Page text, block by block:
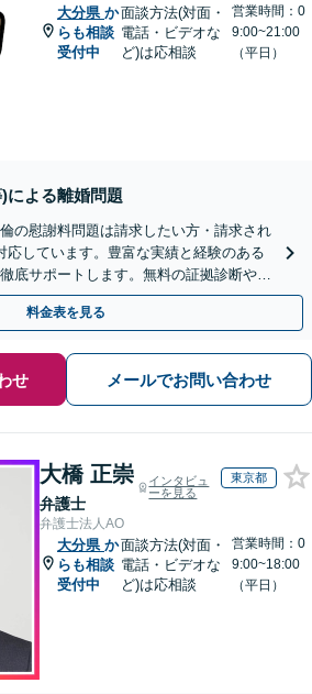
大分県 か
らも相談
受付中
面談方法(対面・
電話・ビデオな
ど)は応相談
営業時間：0
9:00~21:00
（平日）
による離婚問題
の慰謝料問題は請求したい方・請求され
応しています。豊富な実績と経験のある
底サポートします。無料の証拠診断や着
で安心してご相談ください。
料金表を見る
せ メールでお問い合わせ
大橋 正崇
弁護士
インタビュ
ーを見る
東京都
弁護士法人AO
大分県 か
らも相談
受付中
面談方法(対面・
電話・ビデオな
ど)は応相談
営業時間：0
9:00~18:00
（平日）